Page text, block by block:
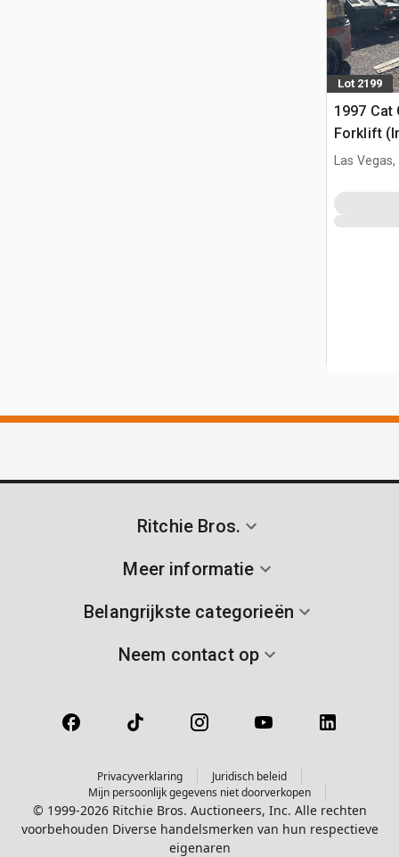
Lot 2199
1997 Cat
Forklift
Las Vegas,
Ritchie Bros.
Meer informatie
Belangrijkste categorieën
Neem contact op
Privacyverklaring
Juridisch beleid
Mijn persoonlijk gegevens niet doorverkopen
© 1999-2026 Ritchie Bros. Auctioneers, Inc. Alle rechten
voorbehouden Diverse handelsmerken van hun respectieve
eigenaren